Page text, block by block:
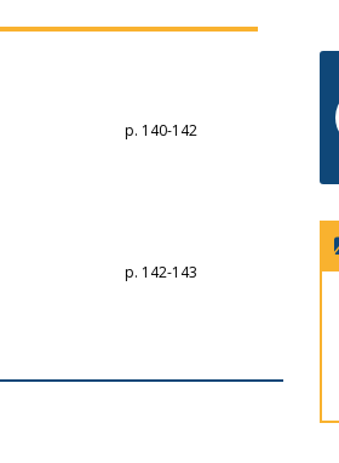
p. 140-142
p. 142-143